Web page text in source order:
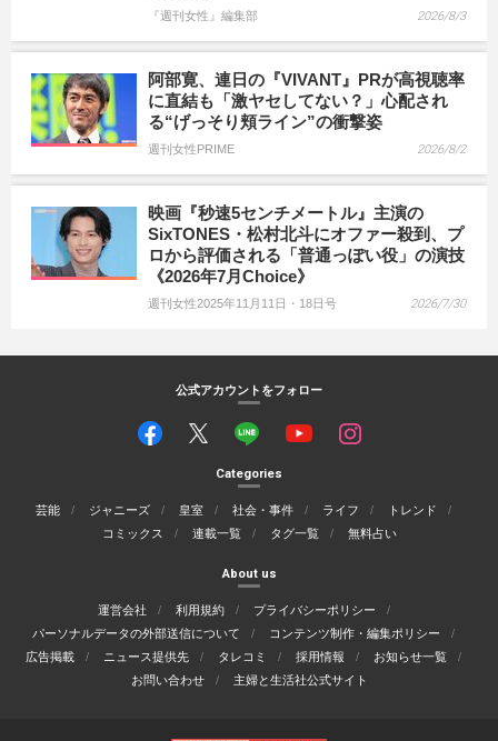
『週刊女性』編集部 2026/8/3
阿部寛、連日の『VIVANT』PRが高視聴率
に直結も「激ヤセしてない？」心配され
る“げっそり頬ライン”の衝撃姿
週刊女性PRIME 2026/8/2
映画『秒速5センチメートル』主演の
SixTONES・松村北斗にオファー殺到、プ
ロから評価される「普通っぽい役」の演技
《2026年7月Choice》
週刊女性2025年11月11日・18日号 2026/7/30
公式アカウントをフォロー
Categories
芸能 ジャニーズ 皇室 社会・事件 ライフ
トレンド
コミックス
連載一覧 タグ一覧 無料占い
About us
運営会社 利用規約
プライバシーポリシー
パーソナルデータの外部送信について
コンテンツ制作・編集ポリシー
広告掲載
ニュース提供先 タレコミ 採用情報
お知らせ一覧
お問い合わせ
主婦と生活社公式サイト